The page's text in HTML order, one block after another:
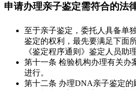
申请办理亲子鉴定需符合的法
至于亲子鉴定，委托人具备单
鉴定的权利，最先要满足下面
《鉴定程序通则》鉴定人员助
第十一条 检验机构办理有关办
进行。
第十二条 办理DNA亲子鉴定